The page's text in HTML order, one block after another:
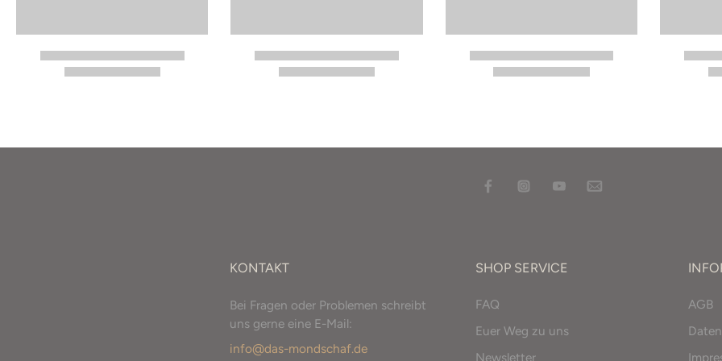
KONTAKT
Bei Fragen oder Problemen schreibt
uns gerne eine E-Mail:
info@das-mondschaf.de
SHOP SERVICE
FAQ
Euer Weg zu uns
Newsletter
AGB